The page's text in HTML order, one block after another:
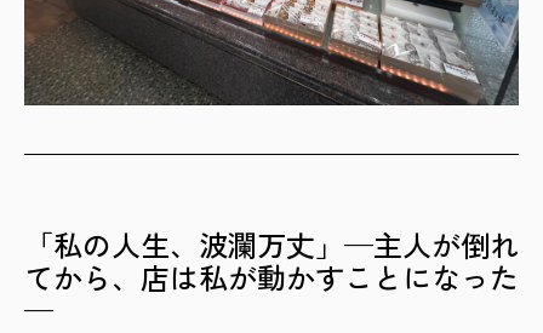
「私の人生、波瀾万丈」—主人が倒れ
てから、店は私が動かすことになった
—